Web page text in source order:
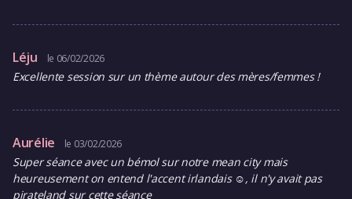
Léju le 06/02/2026
Excellente session sur un thème autour des mères/femmes !
Aurélie le 03/02/2026
Super séance avec un bémol sur notre mean city mais
heureusement on entend l'accent irlandais ☺️, il n'y avait pas
pirateland sur cette séance